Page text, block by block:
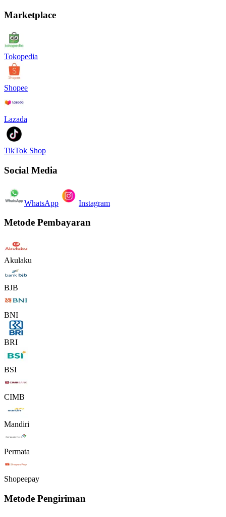
Marketplace
Tokopedia
Shopee
Lazada
TikTok Shop
Social Media
WhatsApp Instagram
Metode Pembayaran
Akulaku
BJB
BNI
BRI
BSI
CIMB
Mandiri
Permata
Shopeepay
Metode Pengiriman